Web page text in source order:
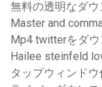
無料の透明なダ
Master and
Mp4 twitterをダ
Hailee steinfeld
タップウィンド